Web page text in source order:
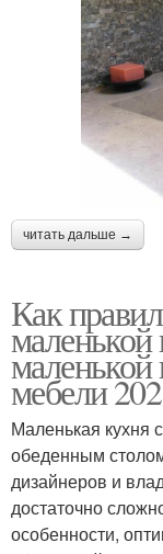
читать дальше →
Как
мебели
Маленькая кухня
обеденным
дизайнеров и
достаточно
особенности,